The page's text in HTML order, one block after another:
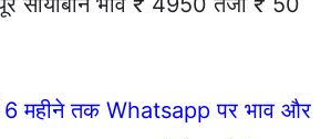
6 महीने तक Whatsapp पर भाव और